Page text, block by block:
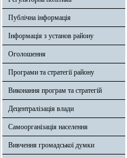
Публічна інформація
Інформація з установ району
Оголошення
Програми та стратегії району
Виконання програм та стратегій
Децентралізація влади
Самоорганізація населення
Вивчення громадської думки